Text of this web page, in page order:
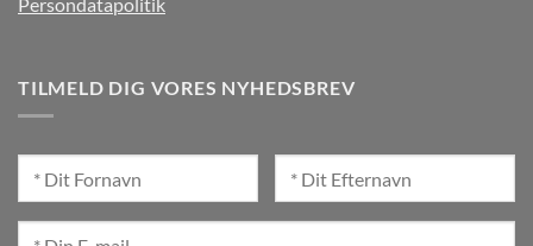
TILMELD DIG VORES NYHEDSBREV